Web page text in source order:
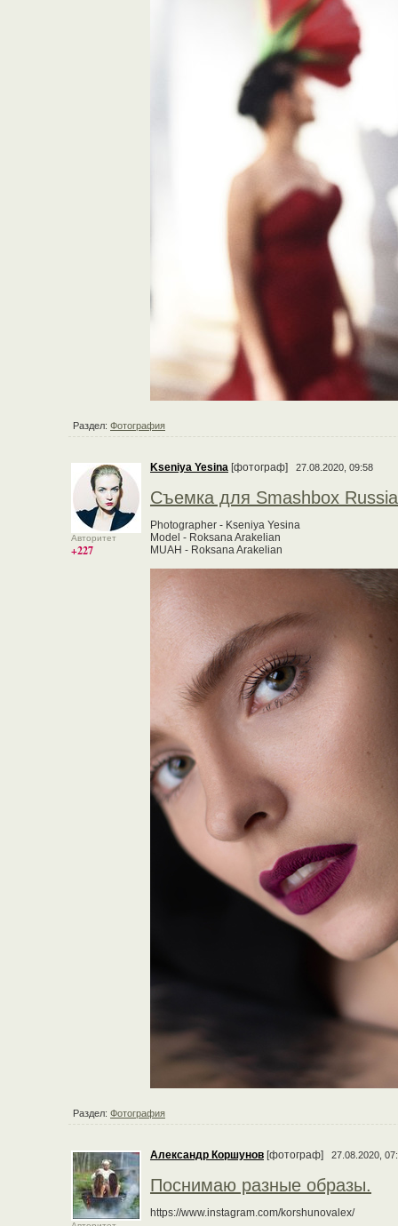
Раздел: Фотография
Авторитет
+227
Kseniya Yesina [фотограф] 27.08.2020, 09:58
Съемка для Smashbox Russia
Photographer - Kseniya Yesina
Model - Roksana Arakelian
MUAH - Roksana Arakelian
Раздел: Фотография
Александр Коршунов [фотограф] 27.08.2020,
Поснимаю разные образы.
https://www.instagram.com/korshunovalex/